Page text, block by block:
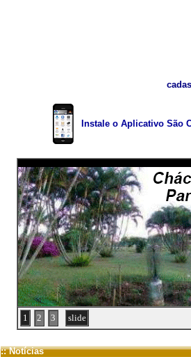
Instale o Aplicativo São
1 2 3 slide
:: Notícias